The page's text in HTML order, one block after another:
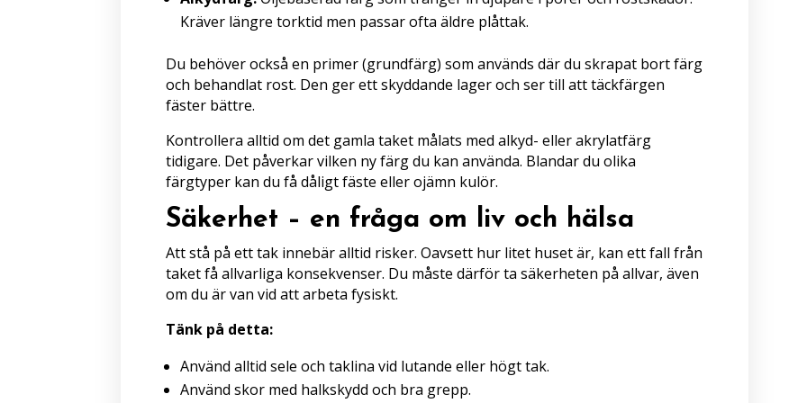
Kräver längre torktid men passar ofta äldre plåttak.
Du behöver också en primer (grundfärg) som används där du skrapat bort färg
och behandlat rost. Den ger ett skyddande lager och ser till att täckfärgen
fäster bättre.
Kontrollera alltid om det gamla taket målats med alkyd- eller akrylatfärg
tidigare. Det påverkar vilken ny färg du kan använda. Blandar du olika
färgtyper kan du få dåligt fäste eller ojämn kulör.
Säkerhet – en fråga om liv och hälsa
Att stå på ett tak innebär alltid risker. Oavsett hur litet huset är, kan ett fall från
taket få allvarliga konsekvenser. Du måste därför ta säkerheten på allvar, även
om du är van vid att arbeta fysiskt.
Tänk på detta:
Använd alltid sele och taklina vid lutande eller högt tak.
Använd skor med halkskydd och bra grepp.